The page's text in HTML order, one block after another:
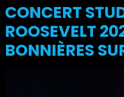
CONCERT
ROOSEVELT
BONNIÈRES